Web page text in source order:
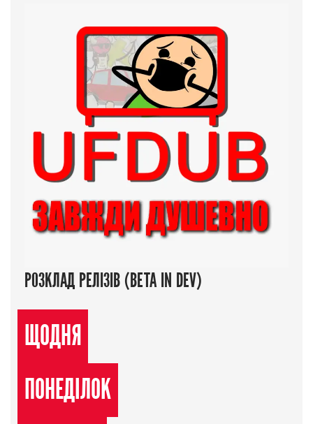
РОЗКЛАД РЕЛІЗІВ (BETA IN DEV)
ЩОДНЯ
ПОНЕДІЛОК